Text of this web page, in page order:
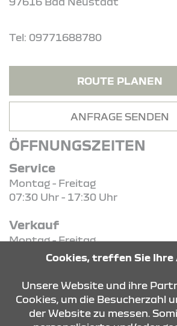
Tel: 09771688780
ROUTE PLANEN
ANFRAGE SENDEN
ÖFFNUNGSZEITEN
Service
Montag - Freitag
07:30 Uhr - 17:30 Uhr
Verkauf
Montag - Freitag
08:00 Uhr - 18:00 Uhr
09:00 Uhr - 13:00 Uhr
Cookies, treffen Sie Ihre
Unsere Website und ihre
Cookies, um die Besucherzahl
der Website zu messen.